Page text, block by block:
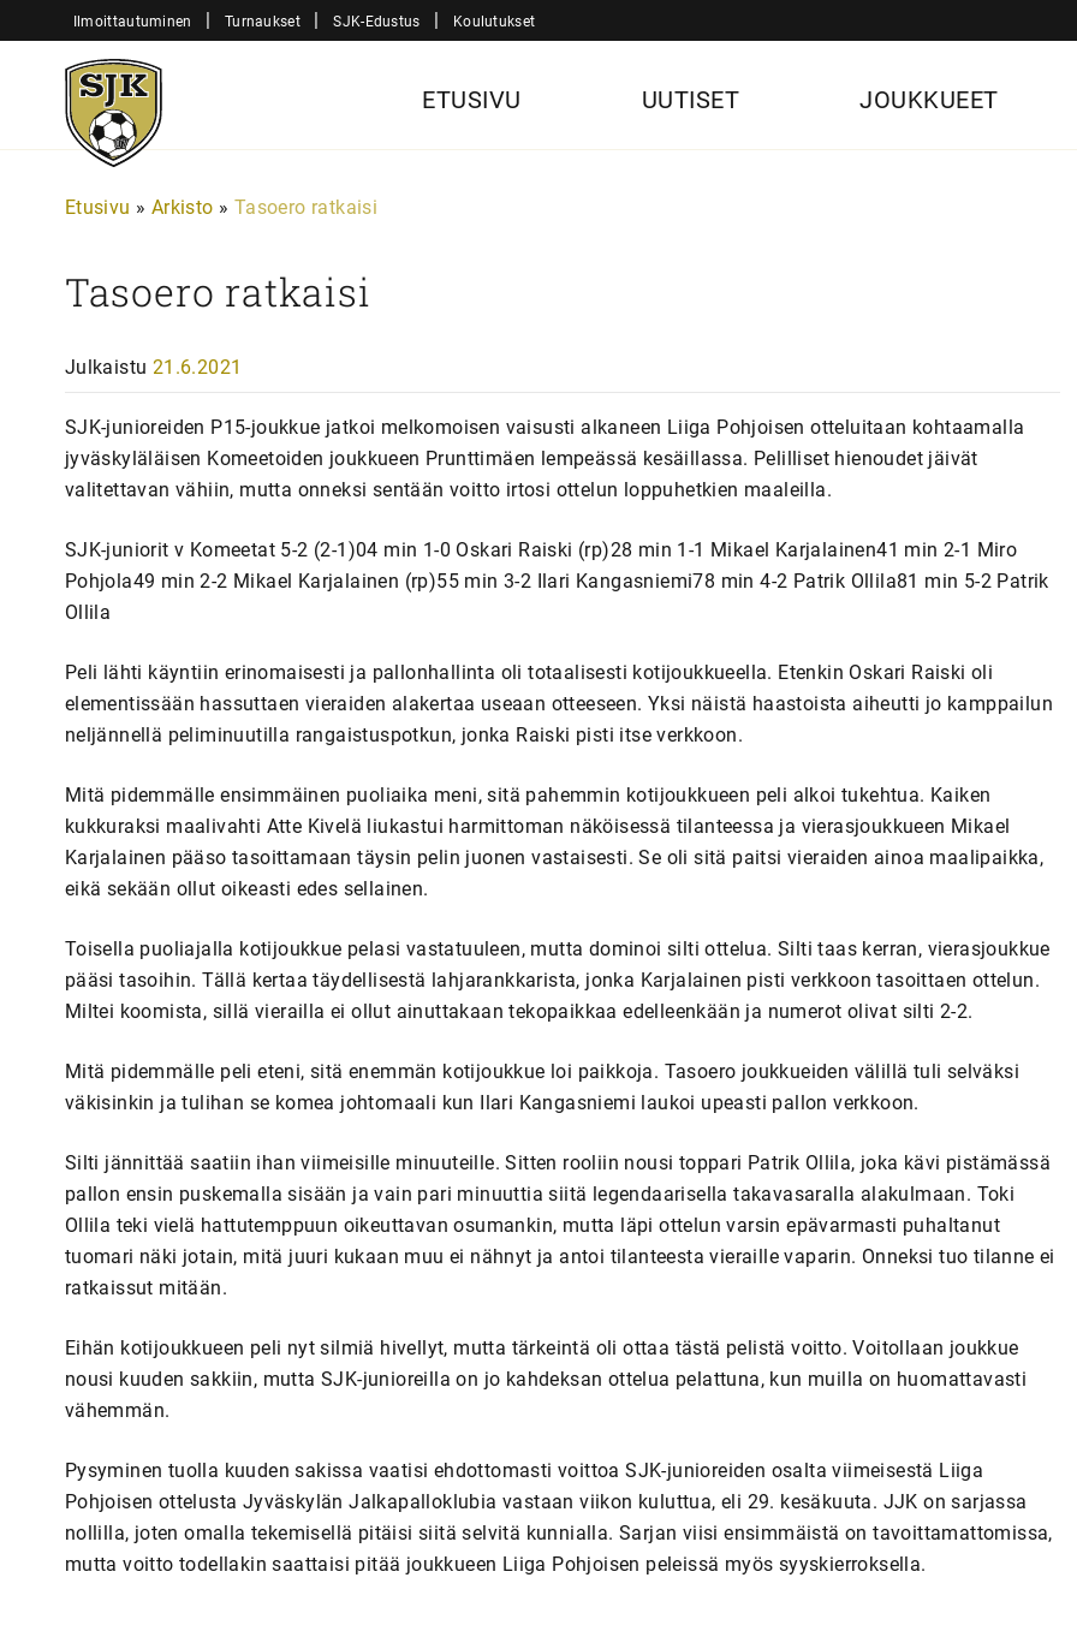
sisältöön
Ilmoittautuminen | Turnaukset | SJK-Edustus | Koulutukset
Sjk-
Juniorit
ETUSIVU UUTISET JOUKKUEET
Etusivu » Arkisto » Tasoero ratkaisi
Tasoero ratkaisi
Julkaistu 21.6.2021
SJK-junioreiden P15-joukkue jatkoi melkomoisen vaisusti alkaneen Liiga Pohjoisen otteluitaan kohtaamalla
jyväskyläläisen Komeetoiden joukkueen Prunttimäen lempeässä kesäillassa. Pelilliset hienoudet jäivät
valitettavan vähiin, mutta onneksi sentään voitto irtosi ottelun loppuhetkien maaleilla.
SJK-juniorit v Komeetat 5-2 (2-1)04 min 1-0 Oskari Raiski (rp)28 min 1-1 Mikael Karjalainen41 min 2-1 Miro
Pohjola49 min 2-2 Mikael Karjalainen (rp)55 min 3-2 Ilari Kangasniemi78 min 4-2 Patrik Ollila81 min 5-2 Patrik
Ollila
Peli lähti käyntiin erinomaisesti ja pallonhallinta oli totaalisesti kotijoukkueella. Etenkin Oskari Raiski oli
elementissään hassuttaen vieraiden alakertaa useaan otteeseen. Yksi näistä haastoista aiheutti jo kamppailun
neljännellä peliminuutilla rangaistuspotkun, jonka Raiski pisti itse verkkoon.
Mitä pidemmälle ensimmäinen puoliaika meni, sitä pahemmin kotijoukkueen peli alkoi tukehtua. Kaiken
kukkuraksi maalivahti Atte Kivelä liukastui harmittoman näköisessä tilanteessa ja vierasjoukkueen Mikael
Karjalainen pääso tasoittamaan täysin pelin juonen vastaisesti. Se oli sitä paitsi vieraiden ainoa maalipaikka,
eikä sekään ollut oikeasti edes sellainen.
Toisella puoliajalla kotijoukkue pelasi vastatuuleen, mutta dominoi silti ottelua. Silti taas kerran, vierasjoukkue
pääsi tasoihin. Tällä kertaa täydellisestä lahjarankkarista, jonka Karjalainen pisti verkkoon tasoittaen ottelun.
Miltei koomista, sillä vierailla ei ollut ainuttakaan tekopaikkaa edelleenkään ja numerot olivat silti 2-2.
Mitä pidemmälle peli eteni, sitä enemmän kotijoukkue loi paikkoja. Tasoero joukkueiden välillä tuli selväksi
väkisinkin ja tulihan se komea johtomaali kun Ilari Kangasniemi laukoi upeasti pallon verkkoon.
Silti jännittää saatiin ihan viimeisille minuuteille. Sitten rooliin nousi toppari Patrik Ollila, joka kävi pistämässä
pallon ensin puskemalla sisään ja vain pari minuuttia siitä legendaarisella takavasaralla alakulmaan. Toki
Ollila teki vielä hattutemppuun oikeuttavan osumankin, mutta läpi ottelun varsin epävarmasti puhaltanut
tuomari näki jotain, mitä juuri kukaan muu ei nähnyt ja antoi tilanteesta vieraille vaparin. Onneksi tuo tilanne ei
ratkaissut mitään.
Eihän kotijoukkueen peli nyt silmiä hivellyt, mutta tärkeintä oli ottaa tästä pelistä voitto. Voitollaan joukkue
nousi kuuden sakkiin, mutta SJK-junioreilla on jo kahdeksan ottelua pelattuna, kun muilla on huomattavasti
vähemmän.
Pysyminen tuolla kuuden sakissa vaatisi ehdottomasti voittoa SJK-junioreiden osalta viimeisestä Liiga
Pohjoisen ottelusta Jyväskylän Jalkapalloklubia vastaan viikon kuluttua, eli 29. kesäkuuta. JJK on sarjassa
nollilla, joten omalla tekemisellä pitäisi siitä selvitä kunnialla. Sarjan viisi ensimmäistä on tavoittamattomissa,
mutta voitto todellakin saattaisi pitää joukkueen Liiga Pohjoisen peleissä myös syyskierroksella.